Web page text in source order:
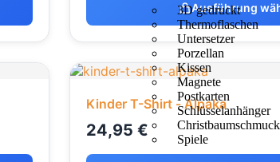
3D gedruckt
Thermoflaschen
Untersetzer
Porzellan
Kissen
Magnete
Postkarten
Schlüsselanhänger
Christbaumschmuck
Spiele
Ausführung
Kinder T-Shirt - Alpaka
24,95 €